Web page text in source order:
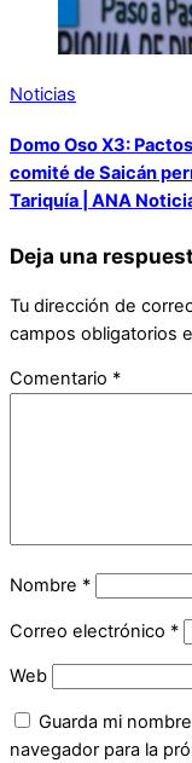
Noticias
Domo Oso X3:
comité de Saicán
Tariquía | ANA
Deja una
Tu dirección de
campos obligatorios
Comentario *
Nombre *
Correo electrónico *
Web
Guarda mi
navegador para la